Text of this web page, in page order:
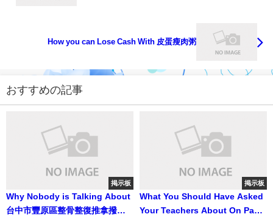
How you can Lose Cash With 皮蛋瘦肉粥
おすすめの記事
掲示板
Why Nobody is Talking About
台中市豐原區整骨整復推拿撥筋
掲示板
What You Should Have Asked
Your Teachers About On Page